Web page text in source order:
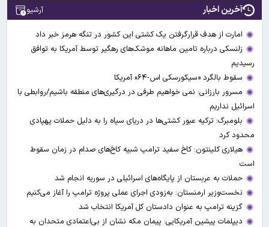
آخرین اخبار آرشیو
امارت از هدف قرارگرفتن یک کشتی این کشور در تنگه هرمز خبر داد
زلنسکی درباره تامین ماهانه موشک‌های رهگیر توسط آمریکا به توافق
رسیدیم
سقوط بالگرد «سیکورسکی اس-۶۴» آمریکا
مسرور بارزانی: نمی خواهیم طرفی در درگیری‌های منطقه باشیم/روابطی با
اسرائیل نداریم
بلومبرگ: ترکیه عبور کشتی‌ها در دریای سیاه را به دلیل حملات پهپادی
محدود کرد
هیلاری کلینتون: کاخ سفید ترامپ شبیه کاخ‌های صدام در زمان سقوط
است
حملات به عربستان از پایگاه‌های اسرائیلی در سوریه انجام شد
نخست‌وزیر ارمنستان: به‌زودی اجرای عملی پروژه ترامپ را آغاز می‌کنیم
گزینه ترامپ به عنوان دادستان کل آمریکا انتخاب شد
دیپلمات پیشین آمریکایی: پیمان مکه نشان از بی‌اعتمادی متحدان به